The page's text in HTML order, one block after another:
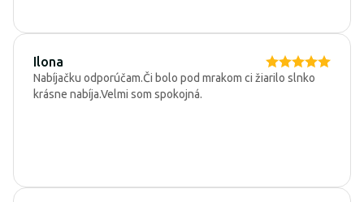
Ilona
Nabíjačku odporúčam.Či bolo pod mrakom ci žiarilo slnko
krásne nabíja.Velmi som spokojná.